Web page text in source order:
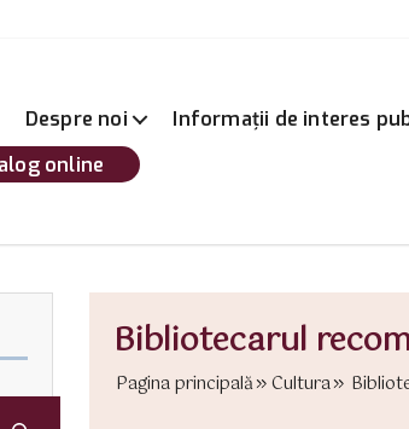
Despre noi Informații de interes
online
Bibliotecarul
Pagina principală Cultura